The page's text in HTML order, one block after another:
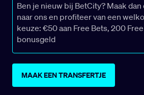
Ben je nieuw bij BetCity? Maak
naar ons en profiteer van een
keuze: €50 aan Free Bets, 200
bonusgeld
MAAK EEN TRANSFERTJE